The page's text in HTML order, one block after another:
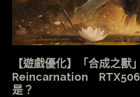
【遊戲優化】「合成之
Reincarnation
是？